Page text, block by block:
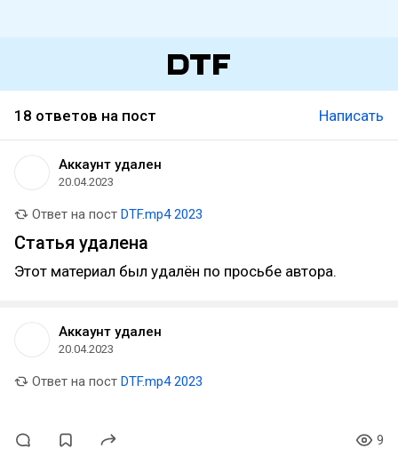
18 ответов на пост Написать
Аккаунт удален
20.04.2023
Ответ на пост DTF.mp4 2023
Статья удалена
Этот материал был удалён по просьбе автора.
Аккаунт удален
20.04.2023
Ответ на пост DTF.mp4 2023
9